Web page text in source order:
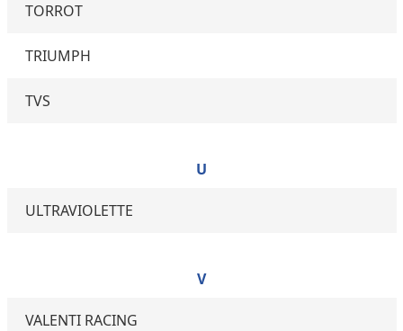
TORROT
TRIUMPH
TVS
U
ULTRAVIOLETTE
V
VALENTI RACING